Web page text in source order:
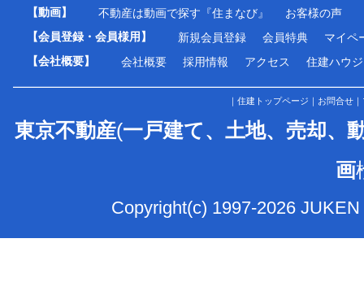
【動画】
不動産は動画で探す『住まなび』
お客様の声
【会員登録・会員様用】
新規会員登録 会員特典
マイペ
【会社概要】
会社概要 採用情報 アクセス 住建ハウ
｜ 住建トップページ ｜ お問合せ ｜
東京不動産(一戸建て、土地、売却、
画
Copyright(c) 1997-2026